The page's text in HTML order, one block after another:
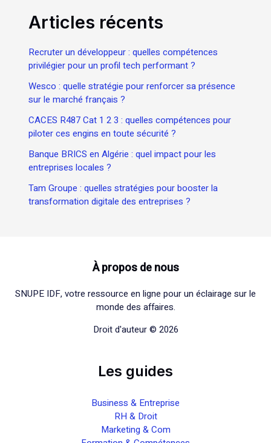
Articles récents
Recruter un développeur : quelles compétences
privilégier pour un profil tech performant ?
Wesco : quelle stratégie pour renforcer sa présence
sur le marché français ?
CACES R487 Cat 1 2 3 : quelles compétences pour
piloter ces engins en toute sécurité ?
Banque BRICS en Algérie : quel impact pour les
entreprises locales ?
Tam Groupe : quelles stratégies pour booster la
transformation digitale des entreprises ?
À propos de nous
SNUPE IDF, votre ressource en ligne pour un éclairage sur le
monde des affaires.
Droit d'auteur © 2026
Les guides
Business & Entreprise
RH & Droit
Marketing & Com